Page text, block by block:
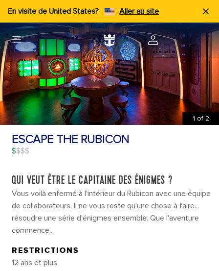
En visite de United States? Aller au site
1 of 2
ESCAPE THE RUBICON
$
QUI VEUT ÊTRE LE CAPITAINE DES ÉNIGMES ?
Vous voilà enfermé à l'intérieur du Rubicon avec une équipe
de collaborateurs. Il ne vous reste qu'une chose à faire...
résoudre une série d'énigmes ensemble. Que l'aventure
commence...
RESTRICTIONS
12 ans et plus